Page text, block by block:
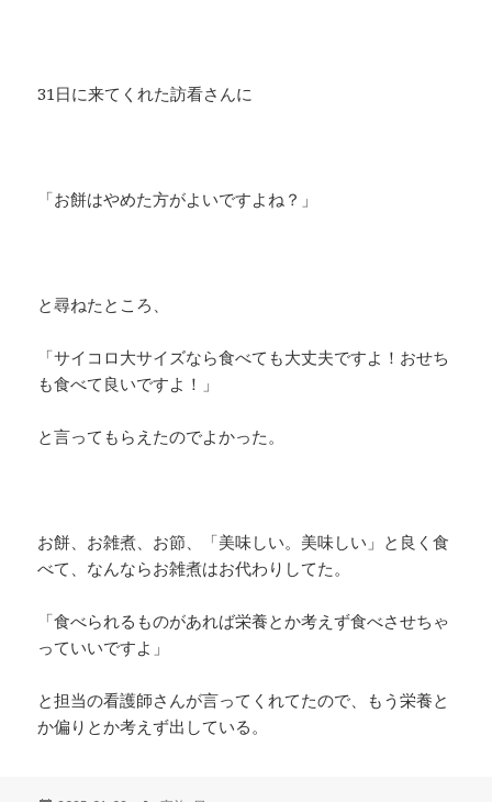
31日に来てくれた訪看さんに
「お餅はやめた方がよいですよね？」
と尋ねたところ、
「サイコロ大サイズなら食べても大丈夫ですよ！おせち
も食べて良いですよ！」
と言ってもらえたのでよかった。
お餅、お雑煮、お節、「美味しい。美味しい」と良く食
べて、なんならお雑煮はお代わりしてた。
「食べられるものがあれば栄養とか考えず食べさせちゃ
っていいですよ」
と担当の看護師さんが言ってくれてたので、もう栄養と
か偏りとか考えず出している。